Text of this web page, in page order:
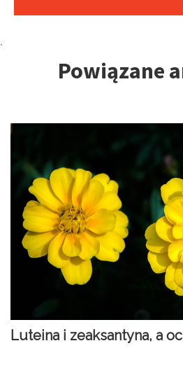
`
Powiązane
Luteina i zeaksantyna, a